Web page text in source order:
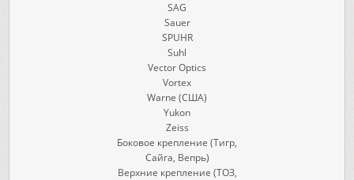
SAG
Sauer
SPUHR
Suhl
Vector Optics
Vortex
Warne (США)
Yukon
Zeiss
Боковое крепление (Тигр,
Сайга, Вепрь)
Верхние крепление (ТОЗ,